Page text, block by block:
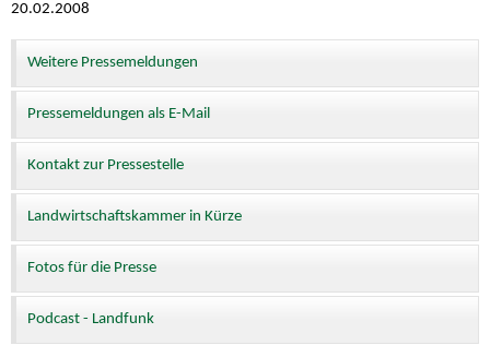
20.02.2008
Weitere Pressemeldungen
Pressemeldungen als E-Mail
Kontakt zur Pressestelle
Landwirtschaftskammer in Kürze
Fotos für die Presse
Podcast - Landfunk